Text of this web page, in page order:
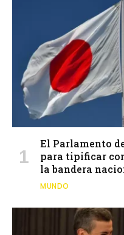
El Parlamento
para tipificar
la bandera
MUNDO